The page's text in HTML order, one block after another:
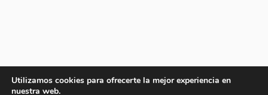
Utilizamos cookies para ofrecerte la mejor experiencia en
nuestra web.